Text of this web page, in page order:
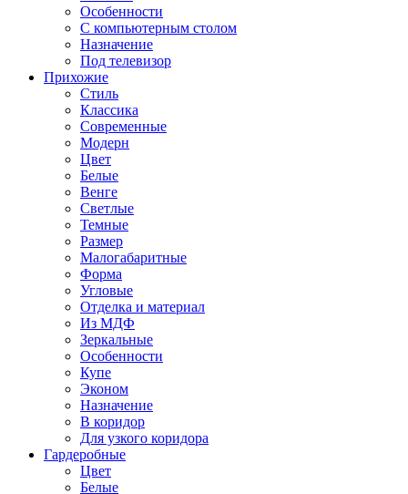
Особенности
С компьютерным столом
Назначение
Под телевизор
Прихожие
Стиль
Классика
Современные
Модерн
Цвет
Белые
Венге
Светлые
Темные
Размер
Малогабаритные
Форма
Угловые
Отделка и материал
Из МДФ
Зеркальные
Особенности
Купе
Эконом
Назначение
В коридор
Для узкого коридора
Гардеробные
Цвет
Белые